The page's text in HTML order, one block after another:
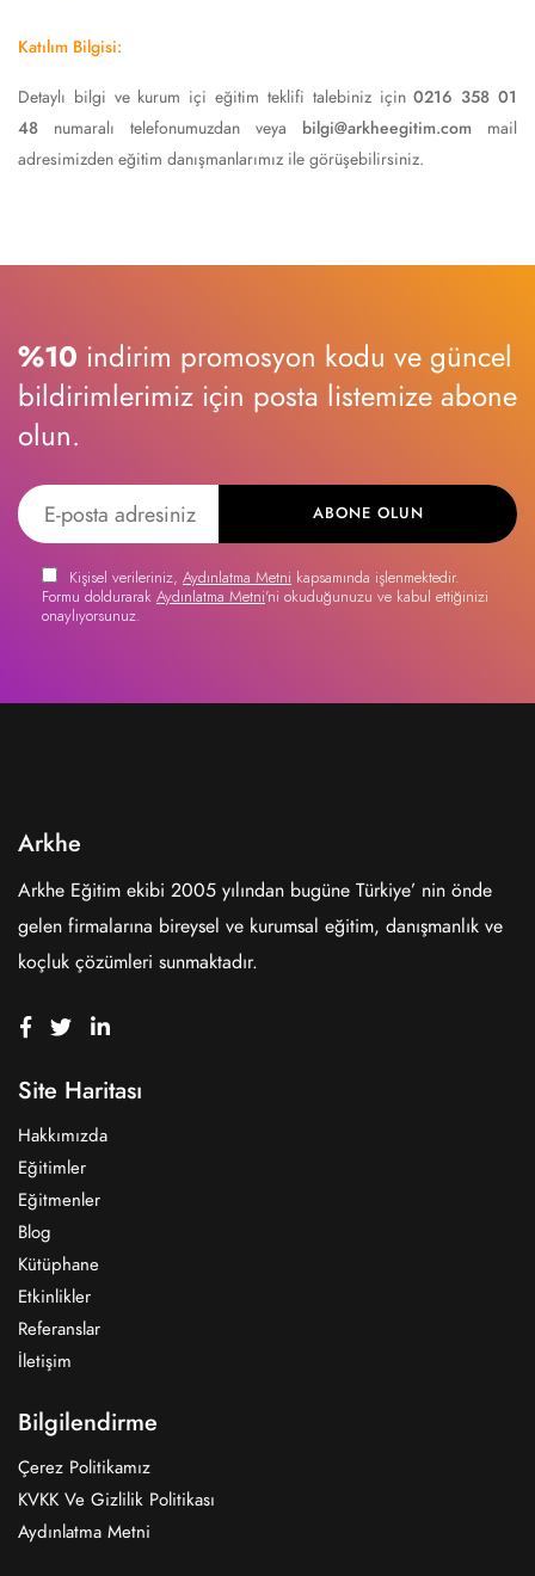
Katılım Bilgisi:
Detaylı bilgi ve kurum içi eğitim teklifi talebiniz için0216 358 01
48 numaralı telefonumuzdan veya bilgi@arkheegitim.com mail
adresimizden eğitim danışmanlarımız ile görüşebilirsiniz.
%10 indirim promosyon kodu ve güncel
bildirimlerimiz için posta listemize abone
olun.
ABONE OLUN
Kişisel verileriniz, Aydınlatma Metni kapsamında işlenmektedir.
Formu doldurarak Aydınlatma Metni'ni okuduğunuzu ve kabul ettiğinizi
onaylıyorsunuz.
Arkhe
Arkhe Eğitim ekibi 2005 yılından bugüne Türkiye’ nin önde
gelen firmalarına bireysel ve kurumsal eğitim, danışmanlık ve
koçluk çözümleri sunmaktadır.
Site Haritası
Hakkımızda
Eğitimler
Eğitmenler
Blog
Kütüphane
Etkinlikler
Referanslar
İletişim
Bilgilendirme
Çerez Politikamız
KVKK Ve Gizlilik Politikası
Aydınlatma Metni